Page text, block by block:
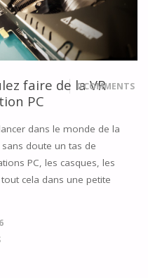
faire de la VR
PC
0 COMMENTS
dans le monde de la
doute un tas de
PC, les casques, les
cela dans une petite